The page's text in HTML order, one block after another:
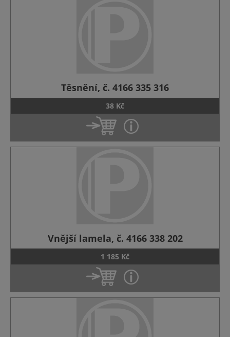
Těsnění, č. 4166 335 316
38 Kč
Vnější lamela, č. 4166 338 202
1 185 Kč